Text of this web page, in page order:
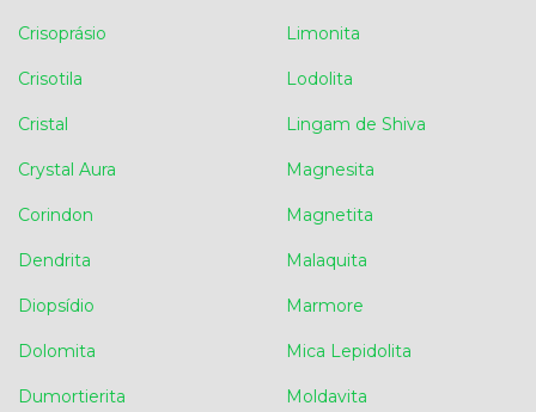
Crisoprásio
Crisotila
Cristal
Crystal Aura
Corindon
Dendrita
Diopsídio
Dolomita
Dumortierita
Limonita
Lodolita
Lingam de Shiva
Magnesita
Magnetita
Malaquita
Marmore
Mica Lepidolita
Moldavita